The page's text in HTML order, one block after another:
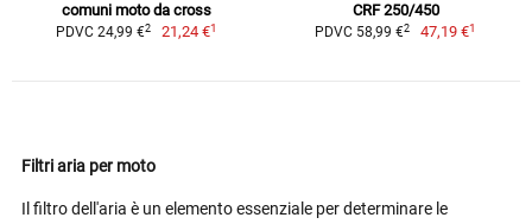
comuni moto da cross
PDVC 24,99 €2 21,24 €1
CRF 250/450
PDVC 58,99 €2 47,19 €1
Filtri aria per moto
Il filtro dell'aria è un elemento essenziale per determinare le